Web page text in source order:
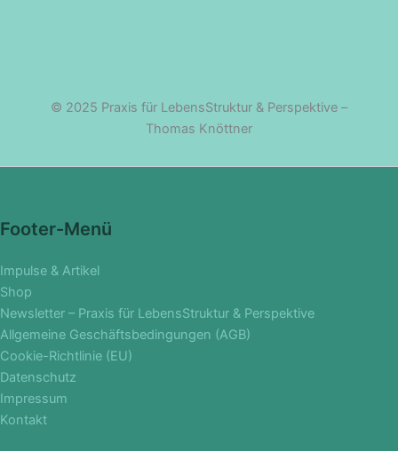
© 2025 Praxis für LebensStruktur & Perspektive –
Thomas Knöttner
Footer-Menü
Impulse & Artikel
Shop
Newsletter – Praxis für LebensStruktur & Perspektive
Allgemeine Geschäftsbedingungen (AGB)
Cookie-Richtlinie (EU)
Datenschutz
Impressum
Kontakt